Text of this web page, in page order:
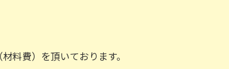
材料費）を頂いております。